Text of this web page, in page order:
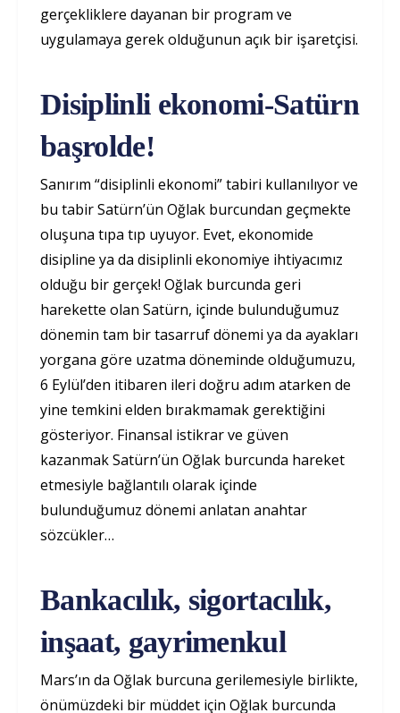
gerçekliklere dayanan bir program ve
uygulamaya gerek olduğunun açık bir işaretçisi.
Disiplinli ekonomi-Satürn
başrolde!
Sanırım “disiplinli ekonomi” tabiri kullanılıyor ve
bu tabir Satürn’ün Oğlak burcundan geçmekte
oluşuna tıpa tıp uyuyor. Evet, ekonomide
disipline ya da disiplinli ekonomiye ihtiyacımız
olduğu bir gerçek! Oğlak burcunda geri
harekette olan Satürn, içinde bulunduğumuz
dönemin tam bir tasarruf dönemi ya da ayakları
yorgana göre uzatma döneminde olduğumuzu,
6 Eylül’den itibaren ileri doğru adım atarken de
yine temkini elden bırakmamak gerektiğini
gösteriyor. Finansal istikrar ve güven
kazanmak Satürn’ün Oğlak burcunda hareket
etmesiyle bağlantılı olarak içinde
bulunduğumuz dönemi anlatan anahtar
sözcükler…
Bankacılık, sigortacılık,
inşaat, gayrimenkul
Mars’ın da Oğlak burcuna gerilemesiyle birlikte,
önümüzdeki bir müddet için Oğlak burcunda